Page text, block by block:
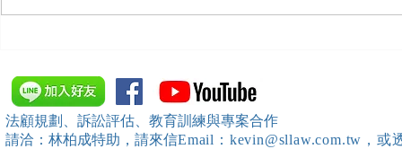
訓練）課程，邀請本所所長 邱
靖棠律師 擔任講師
法顧規劃、訴訟評估、教育訓練與專案合作
請洽：林柏成特助 ，請來信Email：kevin@sllaw.com.tw，